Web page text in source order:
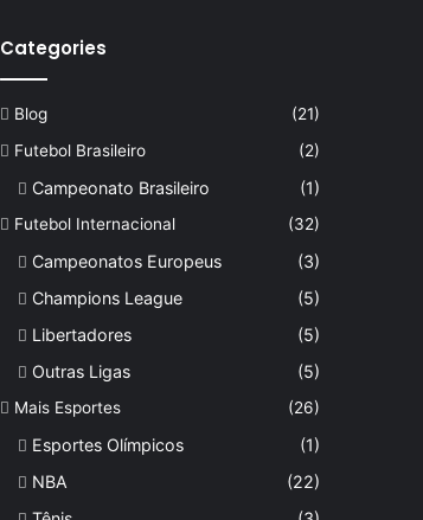
Categories
Blog
(21)
Futebol Brasileiro
(2)
Campeonato Brasileiro (1)
Futebol Internacional (32)
Campeonatos Europeus
(3)
Champions League
(5)
Libertadores
(5)
Outras Ligas
(5)
Mais Esportes (26)
Esportes Olímpicos
(1)
NBA
(22)